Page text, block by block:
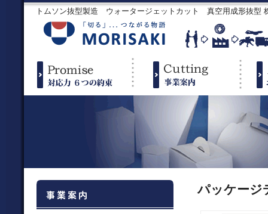
トムソン抜型製造 ウォータージェットカット 真空用成形抜
パッケージ